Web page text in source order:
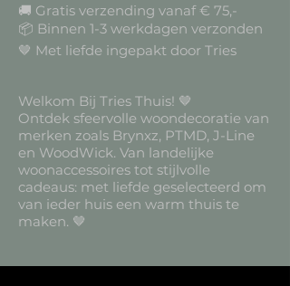
🚚 Gratis verzending vanaf € 75,-
📦 Binnen 1-3 werkdagen verzonden
🤎 Met liefde ingepakt door Tries
Welkom Bij Tries Thuis! 🤎
Ontdek sfeervolle woondecoratie van
merken zoals Brynxz, PTMD, J-Line
en WoodWick. Van landelijke
woonaccessoires tot stijlvolle
cadeaus: met liefde geselecteerd om
van ieder huis een warm thuis te
maken. 🤎